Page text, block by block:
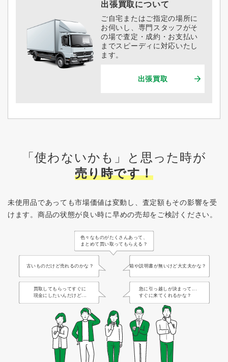
出張買取について
ご自宅またはご指定の場所に
お伺いし、専門スタッフがそ
の場で査定・成約・お支払い
までスピーディに対応いたし
ます。
出張買取
「使わないかも」と思った時が
売り時です！
未使用品であっても市場価値は変動し、査定額もその影響を受
けます。 商品の状態が良い時に早めの売却をご検討ください。
色々なものがたくさんあって、
まとめて買い取ってもらえる？
古いものだけど売れるのかな？ 箱や説明書が無いけど大丈夫かな？
買取してもらってすぐに
現金にしたいんだけど...
急に引っ越しが決まって...
すぐに来てくれるかな？